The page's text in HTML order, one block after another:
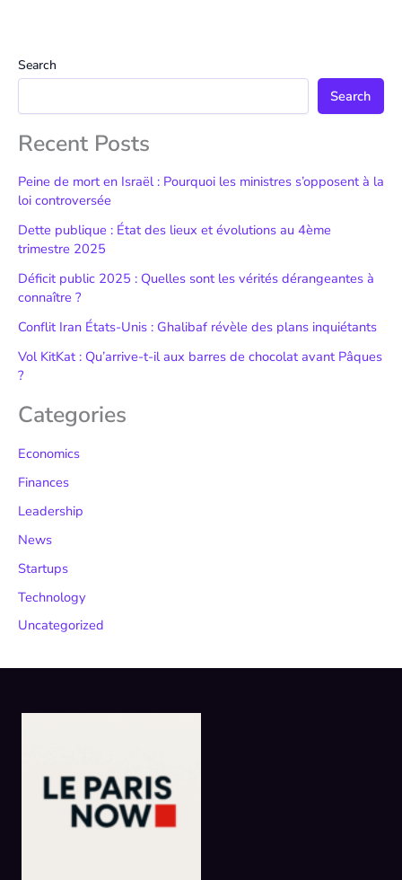
Search
Search
Recent Posts
Peine de mort en Israël : Pourquoi les ministres s’opposent à la
loi controversée
Dette publique : État des lieux et évolutions au 4ème
trimestre 2025
Déficit public 2025 : Quelles sont les vérités dérangeantes à
connaître ?
Conflit Iran États-Unis : Ghalibaf révèle des plans inquiétants
Vol KitKat : Qu’arrive-t-il aux barres de chocolat avant Pâques
?
Categories
Economics
Finances
Leadership
News
Startups
Technology
Uncategorized